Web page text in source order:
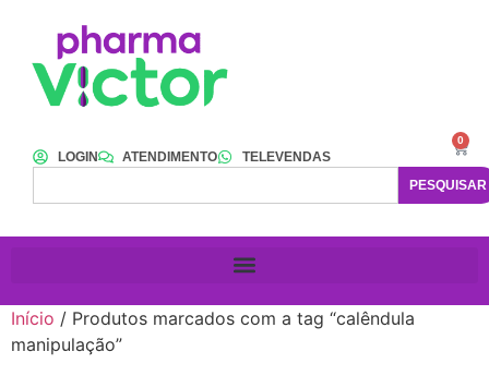
LOGIN ATENDIMENTO
TELEVENDAS
PESQUISAR
0
Início / Produtos marcados com a tag “calêndula
manipulação”